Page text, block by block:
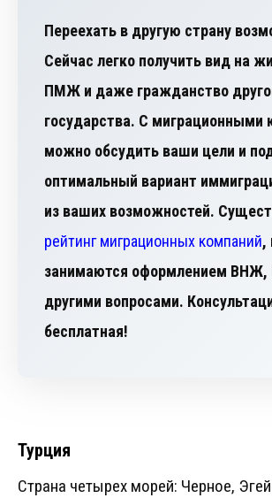
Переехать в другую страну
Сейчас легко получить вид на
ПМЖ и даже гражданство
государства. С миграционными
можно обсудить ваши цели и
оптимальный вариант
из ваших
рейтинг миграционных компаний,
занимаются оформлением
другими вопросами.
бесплатная!
Турция
Страна четырех морей: Черное,